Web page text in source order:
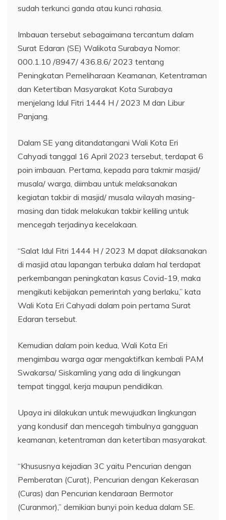
sudah terkunci ganda atau kunci rahasia.
Imbauan tersebut sebagaimana tercantum dalam
Surat Edaran (SE) Walikota Surabaya Nomor:
000.1.10 /8947/ 436.8.6/ 2023 tentang
Peningkatan Pemeliharaan Keamanan, Ketentraman
dan Ketertiban Masyarakat Kota Surabaya
menjelang Idul Fitri 1444 H / 2023 M dan Libur
Panjang.
Dalam SE yang ditandatangani Wali Kota Eri
Cahyadi tanggal 16 April 2023 tersebut, terdapat 6
poin imbauan. Pertama, kepada para takmir masjid/
musala/ warga, diimbau untuk melaksanakan
kegiatan takbir di masjid/ musala wilayah masing-
masing dan tidak melakukan takbir keliling untuk
mencegah terjadinya kecelakaan.
“Salat Idul Fitri 1444 H / 2023 M dapat dilaksanakan
di masjid atau lapangan terbuka dalam hal terdapat
perkembangan peningkatan kasus Covid-19, maka
mengikuti kebijakan pemerintah yang berlaku,” kata
Wali Kota Eri Cahyadi dalam poin pertama Surat
Edaran tersebut.
Kemudian dalam poin kedua, Wali Kota Eri
mengimbau warga agar mengaktifkan kembali PAM
Swakarsa/ Siskamling yang ada di lingkungan
tempat tinggal, kerja maupun pendidikan.
Upaya ini dilakukan untuk mewujudkan lingkungan
yang kondusif dan mencegah timbulnya gangguan
keamanan, ketentraman dan ketertiban masyarakat.
“Khususnya kejadian 3C yaitu Pencurian dengan
Pemberatan (Curat), Pencurian dengan Kekerasan
(Curas) dan Pencurian kendaraan Bermotor
(Curanmor),” demikian bunyi poin kedua dalam SE.